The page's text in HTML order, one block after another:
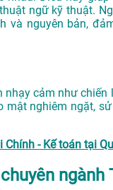
ngữ kỹ thuật.
và nguyên bản,
cảm như
nghiêm ngặt,
- Kế toán tại
ngành